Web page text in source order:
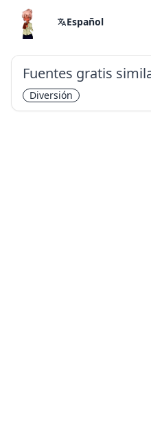
Español
Fuentes gratis
Diversión